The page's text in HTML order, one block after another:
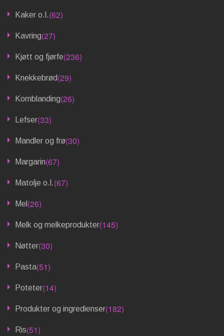
Kaker o.l.(62)
Kavring(27)
Kjøtt og fjørfe(236)
Knekkebrød(29)
Kornblanding(26)
Lefser(33)
Mandler og frø(30)
Margarin(67)
Matolje o.l.(67)
Mel (26)
Melk og melkeprodukter(145)
Nøtter(30)
Pasta(51)
Poteter(14)
Produkter og ingredienser(182)
Ris(51)